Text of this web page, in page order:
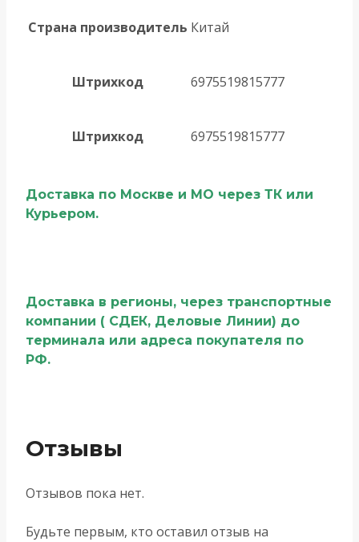
Страна производитель Китай
Штрихкод 6975519815777
Штрихкод 6975519815777
Доставка по Москве и МО через ТК или
Курьером.
Доставка в регионы, через транспортные
компании ( СДЕК, Деловые Линии) до
терминала или адреса покупателя по
РФ.
Отзывы
Отзывов пока нет.
Будьте первым, кто оставил отзыв на